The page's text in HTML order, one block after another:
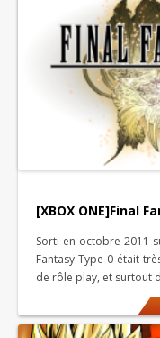
[XBOX ONE]Final
Sorti en octobre 2011
Fantasy Type 0 était
de rôle play, et surtout